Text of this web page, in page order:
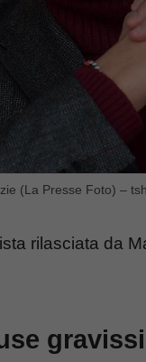
(La Presse Foto) –
rilasciata da